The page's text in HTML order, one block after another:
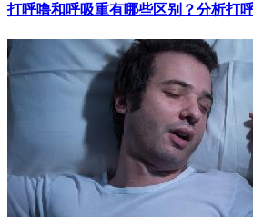
打呼噜和呼吸重有哪些区别？分析打